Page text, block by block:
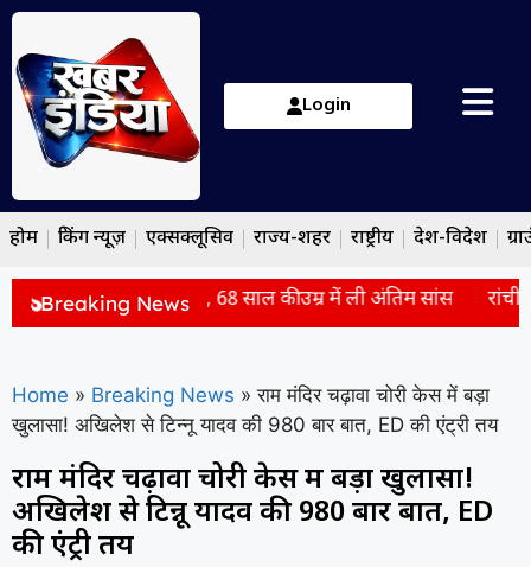
Login
होम ब्रेकिंग न्यूज़ एक्सक्लूसिव राज्य-शहर राष्ट्रीय देश-विदेश
Breaking News
Messi का निधन, 68 साल की उम्र में ली अंतिम सांस रांची
Home » Breaking News » राम मंदिर चढ़ावा चोरी केस में बड़ा
खुलासा! अखिलेश से टिन्नू यादव की 980 बार बात, ED की एंट्री तय
राम मंदिर चढ़ावा चोरी केस में बड़ा खुलासा!
अखिलेश से टिन्नू यादव की 980 बार बात, ED
की एंट्री तय